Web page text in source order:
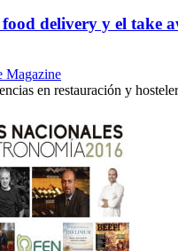
delivery y el take
Magazine
en restauración y